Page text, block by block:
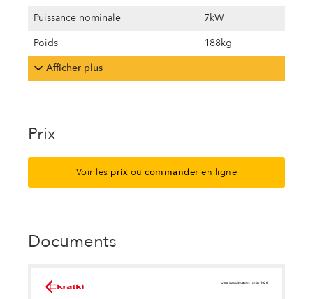
Puissance nominale
7kW
Poids
188kg
Afficher plus
Prix
Voir les prix oucommander en ligne
Documents